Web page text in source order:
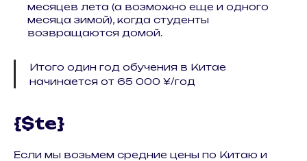
месяцев лета (а возможно еще и одного
месяца зимой), когда студенты
возвращаются домой.
Итого один год обучения в Китае
начинается от 65 000 ¥/год
{$te}
Если мы возьмем средние цены по Китаю и